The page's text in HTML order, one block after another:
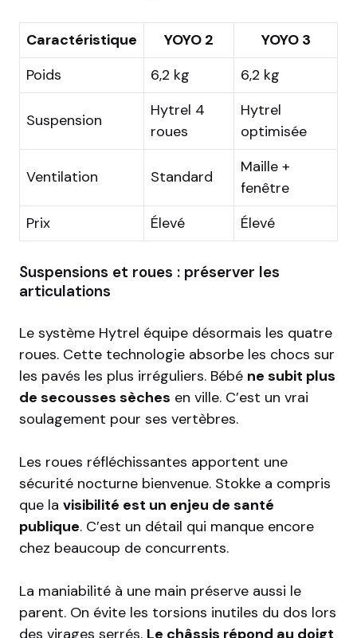
Caractéristique YOYO 2
YOYO 3
Poids
6,2 kg 6,2 kg
Suspension
Hytrel 4
roues
Hytrel
optimisée
Ventilation Standard
Maille +
fenêtre
Prix
Élevé Élevé
Suspensions et roues : préserver les
articulations
Le système Hytrel équipe désormais les quatre
roues. Cette technologie absorbe les chocs sur
les pavés les plus irréguliers. Bébé ne subit plus
de secousses sèches en ville. C’est un vrai
soulagement pour ses vertèbres.
Les roues réfléchissantes apportent une
sécurité nocturne bienvenue. Stokke a compris
que la visibilité est un enjeu de santé
publique. C’est un détail qui manque encore
chez beaucoup de concurrents.
La maniabilité à une main préserve aussi le
parent. On évite les torsions inutiles du dos lors
des virages serrés. Le châssis répond au doigt